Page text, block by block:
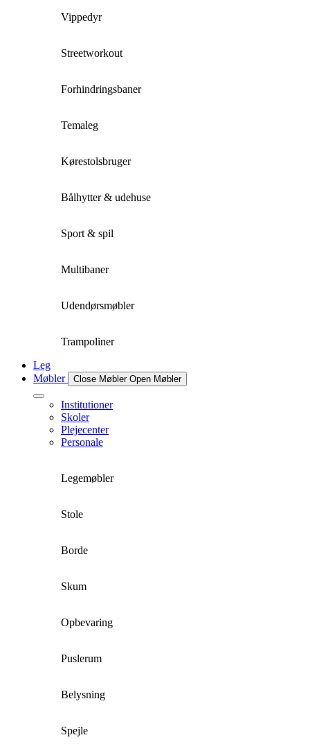
Vippedyr
Streetworkout
Forhindringsbaner
Temaleg
Kørestolsbruger
Bålhytter & udehuse
Sport & spil
Multibaner
Udendørsmøbler
Trampoliner
Leg
Møbler
Close Møbler Open Møbler
Institutioner
Skoler
Plejecenter
Personale
Legemøbler
Stole
Borde
Skum
Opbevaring
Puslerum
Belysning
Spejle